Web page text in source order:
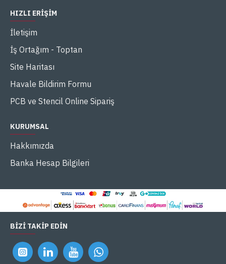
HIZLI ERIŞIM
İletişim
İş Ortağım - Toptan
Site Haritası
Havale Bildirim Formu
PCB ve Stencil Online Sipariş
KURUMSAL
Hakkımızda
Banka Hesap Bilgileri
BIZI TAKIP EDIN